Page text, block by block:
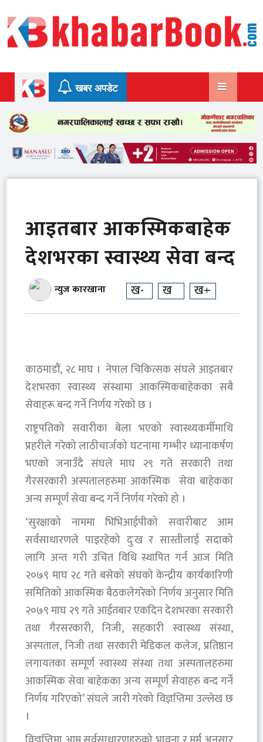
to
content
खबर अपडेट
आइतबार आकस्मिकबाहेक
देशभरका स्वास्थ्य सेवा बन्द
न्युज कारखाना ख- ख ख+
काठमाडौं, २८ माघ । नेपाल चिकित्सक संघले आइतबार
देशभरका स्वास्थ्य संस्थामा आकस्मिकबाहेकका सबै
सेवाहरू बन्द गर्ने निर्णय गरेको छ ।
राष्ट्रपतिको सवारीका बेला भएको स्वास्थ्यकर्मीमाथि
प्रहरीले गरेको लाठीचार्जको घटनामा गम्भीर ध्यानाकर्षण
भएको जनाउँदै संघले माघ २९ गते सरकारी तथा
गैरसरकारी अस्पतालहरुमा आकस्मिक सेवा बाहेकका
अन्य सम्पूर्ण सेवा बन्द गर्ने निर्णय गरेको हो ।
‘सुरक्षाको नाममा भिभिआईपीको सवारीबाट आम
सर्वसाधारणले पाइरहेको दुःख र सास्तीलाई सदाको
लागि अन्त गरी उचित विधि स्थापित गर्न आज मिति
२०७९ माघ २८ गते बसेको संघको केन्द्रीय कार्यकारिणी
समितिको आकस्मिक बैठकलेगरेको निर्णय अनुसार मिति
२०७९ माघ २९ गते आईतबार एकदिन देशभरका सरकारी
तथा गैरसरकारी, निजी, सहकारी स्वास्थ्य संस्था,
अस्पताल, निजी तथा सरकारी मेडिकल कलेज, प्रतिष्ठान
लगायतका सम्पूर्ण स्वास्थ्य संस्था तथा अस्पतालहरुमा
आकस्मिक सेवा बाहेकका अन्य सम्पूर्ण सेवाहरु बन्द गर्ने
निर्णय गरिएको’ संघले जारी गरेको विज्ञप्तिमा उल्लेख छ
।